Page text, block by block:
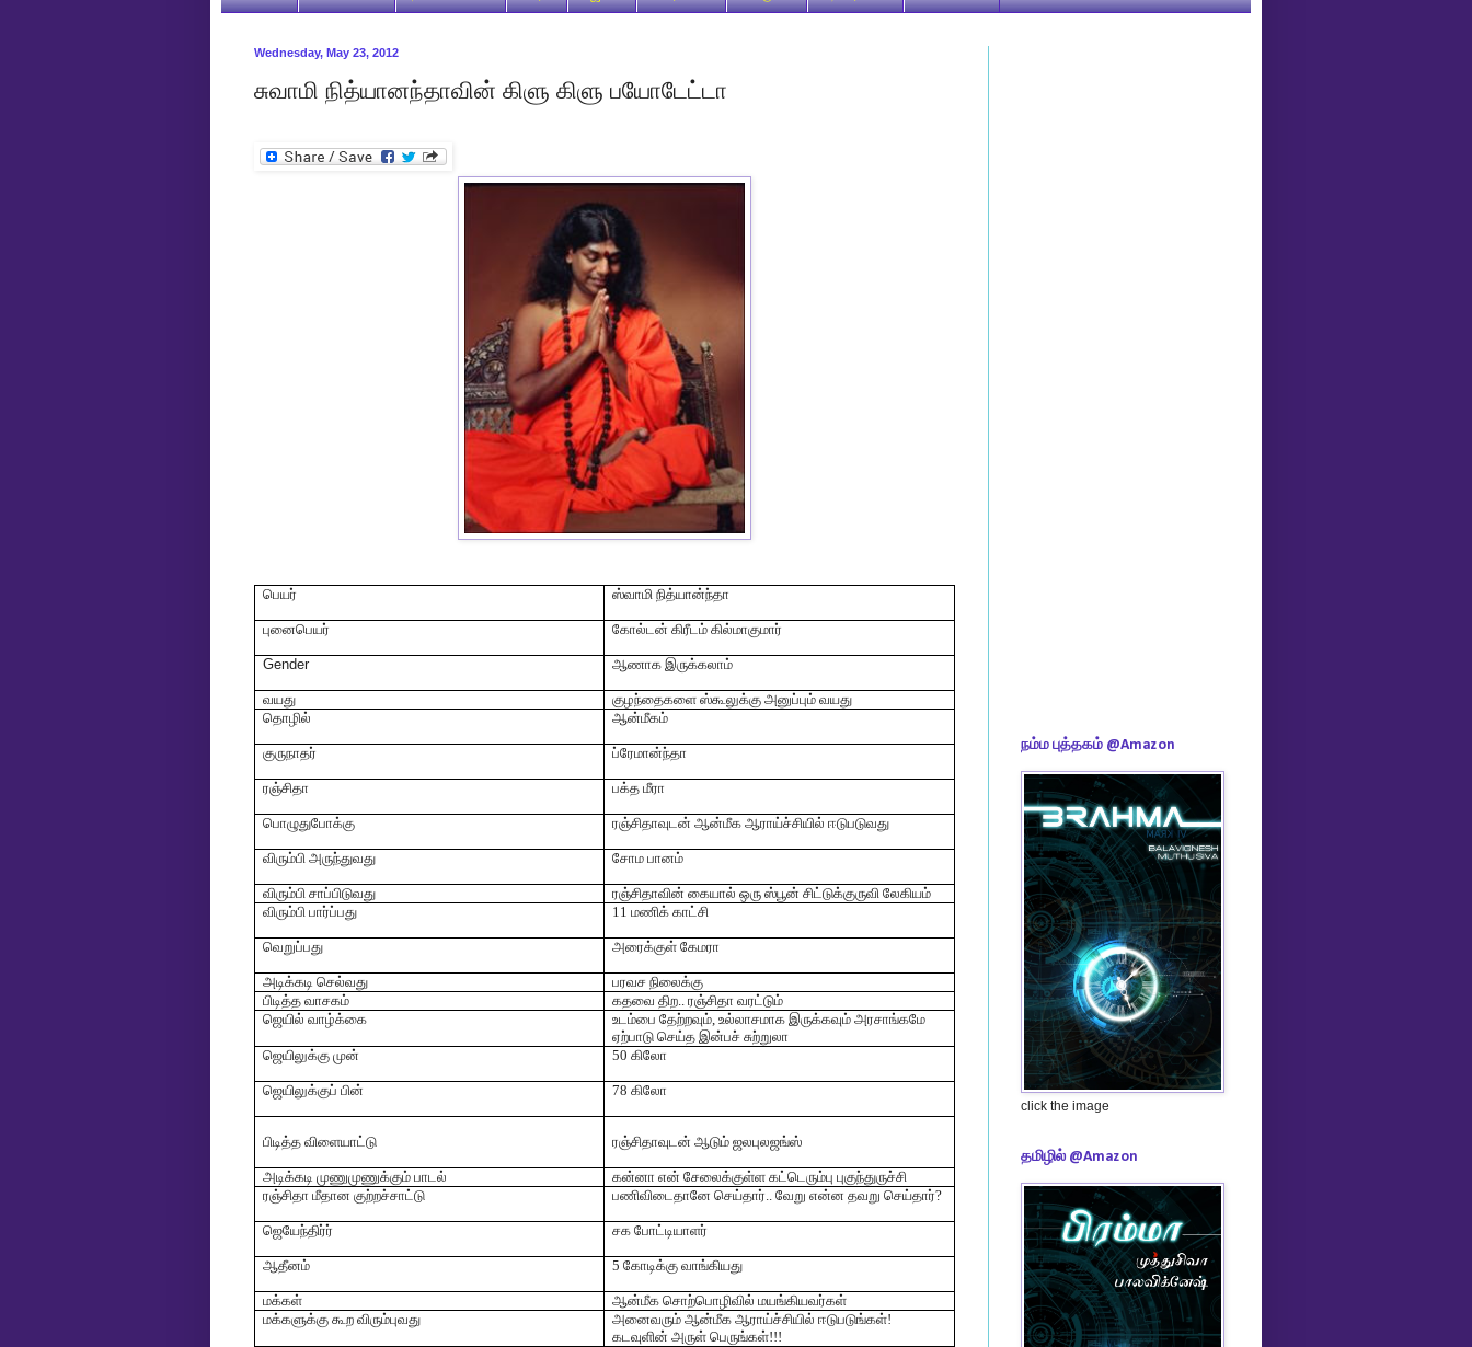
Wednesday, May 23, 2012
சுவாமி நித்யானந்தாவின் கிளு கிளு பயோடேட்டா
பெயர் ஸ்வாமி நித்யான்ந்தா
புனைபெயர் கோல்டன் கிரீடம் கில்மாகுமார்
Gender ஆணாக இருக்கலாம்
வயது
குழந்தைகளை ஸ்கூலுக்கு அனுப்பும் வயது
தொழில்
ஆன்மீகம்
குருநாதர் ப்ரேமான்ந்தா
ரஞ்சிதா பக்த மீரா
பொழுதுபோக்கு ரஞ்சிதாவுடன் ஆன்மீக ஆராய்ச்சியில் ஈடுபடுவது
விரும்பி அருந்துவது சோம பானம்
விரும்பி சாப்பிடுவது
ரஞ்சிதாவின் கையால் ஒரு ஸ்பூன் சிட்டுக்குருவி லேகியம்
விரும்பி பார்ப்பது
11 மணிக் காட்சி
வெறுப்பது அரைக்குள் கேமரா
அடிக்கடி செல்வது
பரவச நிலைக்கு
பிடித்த வாசகம்
கதவை திற.. ரஞ்சிதா வரட்டும்
ஜெயில் வாழ்க்கை
உடம்பை தேற்றவும், உல்லாசமாக இருக்கவும் அரசாங்கமே
ஏற்பாடு செய்த இன்பச் சுற்றுலா
ஜெயிலுக்கு முன்
50 கிலோ
ஜெயிலுக்குப் பின் 78 கிலோ
பிடித்த விளையாட்டு ரஞ்சிதாவுடன் ஆடும் ஜலபுலஜங்ஸ்
அடிக்கடி முணுமுணுக்கும் பாடல்
கன்னா என் சேலைக்குள்ள கட்டெரும்பு புகுந்துருச்சி
ரஞ்சிதா மீதான குற்றச்சாட்டு
பணிவிடைதானே செய்தார்.. வேறு என்ன தவறு செய்தார்?
ஜெயேந்திர்ர் சக போட்டியாளர்
ஆதீனம் 5 கோடிக்கு வாங்கியது
மக்கள்
ஆன்மீக சொற்பொழிவில் மயங்கியவர்கள்
மக்களுக்கு கூற விரும்புவது
அனைவரும் ஆன்மீக ஆராய்ச்சியில் ஈடுபடுங்கள்!
கடவுளின் அருள் பெருங்கள்!!!
நம்ம புத்தகம் @Amazon
click the image
தமிழில் @Amazon